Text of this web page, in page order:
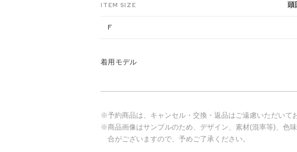
ITEM SIZE 頭
F
着用モデル
※予約商品は、キャンセル・交換・返品はご遠慮いただいて
※商品画像はサンプルのため、デザイン、素材(混率等)、色
合がございますので、予めご了承ください。